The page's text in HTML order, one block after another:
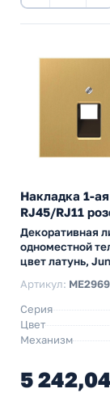
Накладка 1-
RJ45/RJ11
Декоративная
одноместной
цвет латунь,
Артикул:
Серия
Цвет
Механизм
5